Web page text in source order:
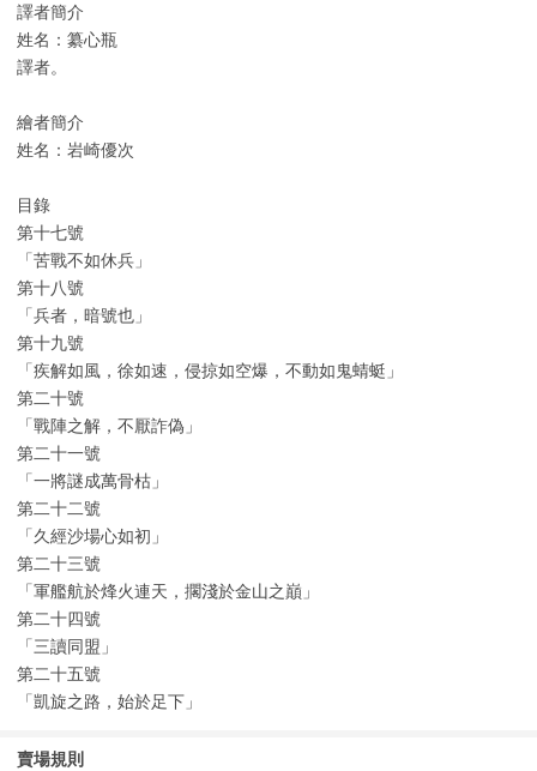
譯者簡介
姓名：纂心瓶
譯者。
繪者簡介
姓名：岩崎優次
目錄
第十七號
「苦戰不如休兵」
第十八號
「兵者，暗號也」
第十九號
「疾解如風，徐如速，侵掠如空爆，不動如鬼蜻蜓」
第二十號
「戰陣之解，不厭詐偽」
第二十一號
「一將謎成萬骨枯」
第二十二號
「久經沙場心如初」
第二十三號
「軍艦航於烽火連天，擱淺於金山之巔」
第二十四號
「三讀同盟」
第二十五號
「凱旋之路，始於足下」
賣場規則